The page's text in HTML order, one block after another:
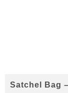
Satchel Bag